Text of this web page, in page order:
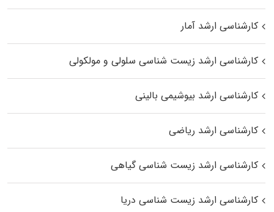
کارشناسی ارشد آمار
کارشناسی ارشد زیست شناسی سلولی و مولکولی
کارشناسی ارشد بیوشیمی بالینی
کارشناسی ارشد ریاضی
کارشناسی ارشد زیست‌ شناسی گیاهی
کارشناسی ارشد زیست‌ شناسی دریا